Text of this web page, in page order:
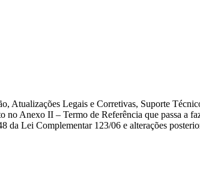
Atualizações Legais e Corretivas, Suporte
no Anexo II – Termo de Referência que passa a
da Lei Complementar 123/06 e alterações